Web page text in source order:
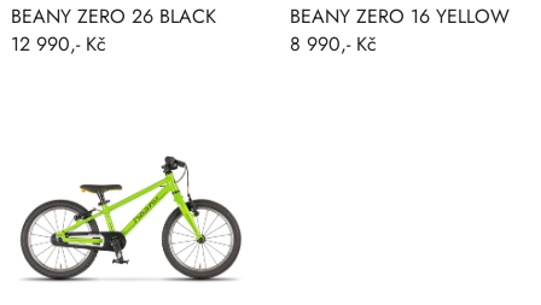
BEANY ZERO 26 BLACK
12 990,- Kč
BEANY ZERO 16 YELLOW
8 990,- Kč